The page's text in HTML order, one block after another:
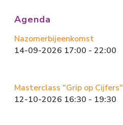
Agenda
Nazomerbijeenkomst
14-09-2026 17:00 - 22:00
Masterclass "Grip op Cijfers"
12-10-2026 16:30 - 19:30